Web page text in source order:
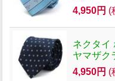
4,950円 (
ネクタイ
ヤマザク
4,950円 (